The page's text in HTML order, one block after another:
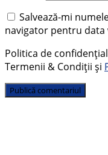
Salvează-mi
navigator pentru data
Politica de
Termenii & Condiții și